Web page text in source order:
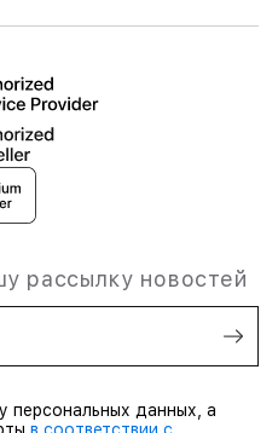
рассылку новостей
персональных данных, а
в соответствии с